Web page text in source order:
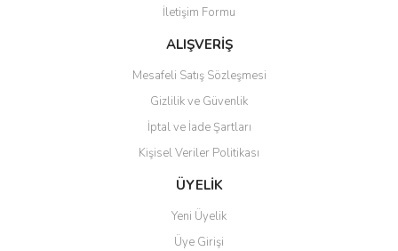
Ürün fiyatı diğer sitelerden daha pahalı.
Bu ürüne benzer farklı alternatifler olmalı.
Gönder
İletişim Formu
ALIŞVERİŞ
Mesafeli Satış Sözleşmesi
Gizlilik ve Güvenlik
İptal ve İade Şartları
Kişisel Veriler Politikası
ÜYELİK
Yeni Üyelik
Üye Girişi